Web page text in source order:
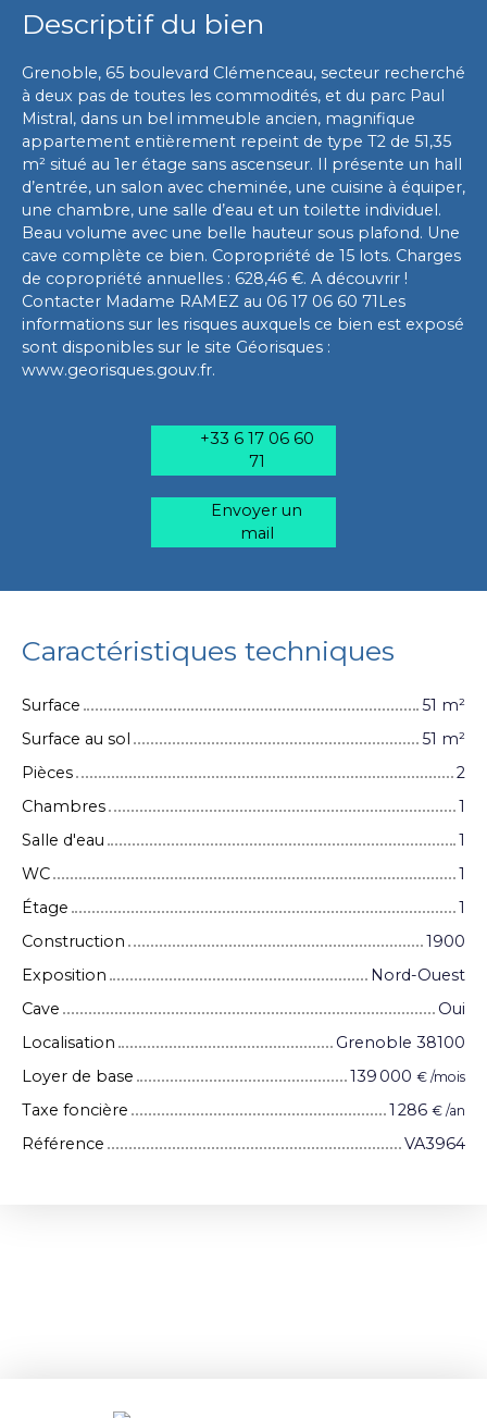
Descriptif du bien
Grenoble, 65 boulevard Clémenceau, secteur recherché
à deux pas de toutes les commodités, et du parc Paul
Mistral, dans un bel immeuble ancien, magnifique
appartement entièrement repeint de type T2 de 51,35
m² situé au 1er étage sans ascenseur. Il présente un hall
d’entrée, un salon avec cheminée, une cuisine à équiper,
une chambre, une salle d’eau et un toilette individuel.
Beau volume avec une belle hauteur sous plafond. Une
cave complète ce bien. Copropriété de 15 lots. Charges
de copropriété annuelles : 628,46 €. A découvrir !
Contacter Madame RAMEZ au 06 17 06 60 71Les
informations sur les risques auxquels ce bien est exposé
sont disponibles sur le site Géorisques :
www.georisques.gouv.fr.
+33 6 17 06 60
71
Envoyer un
mail
Caractéristiques techniques
Surface 51 m²
Surface au sol
51 m²
Pièces
2
Chambres
1
Salle d'eau
1
WC
1
Étage
1
Construction
1900
Exposition
Nord-Ouest
Cave
Oui
Localisation
Grenoble 38100
Loyer de base
139 000 € /mois
Taxe foncière 1 286 € /an
Référence VA3964